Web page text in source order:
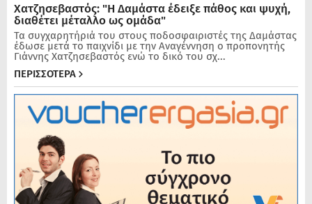
Χατζησεβαστός: "Η Δαμάστα έδειξε πάθος και ψυχή,
διαθέτει μέταλλο ως ομάδα"
Τα συγχαρητήριά του στους ποδοσφαιριστές της Δαμάστας
έδωσε μετά το παιχνίδι με την Αναγέννηση ο προπονητής
Γιάννης Χατζησεβαστός ενώ το δικό του σχ...
ΠΕΡΙΣΣΟΤΕΡΑ